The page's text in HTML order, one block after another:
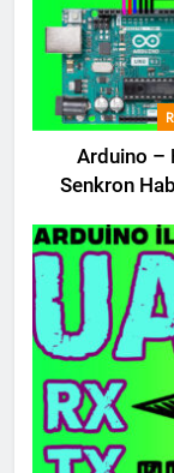
Arduino –